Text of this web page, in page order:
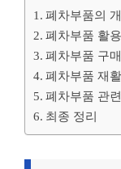
폐차부품의
폐차부품 활
폐차부품 구
폐차부품 재
폐차부품 관
최종 정리